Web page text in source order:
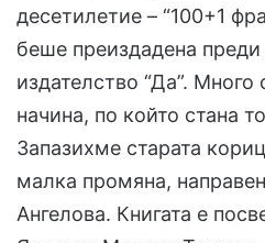
десетилетие – “100+1
беше преиздадена
издателство “Да”.
начина, по който стана
Запазихме старата
малка промяна,
Ангелова. Книгата е